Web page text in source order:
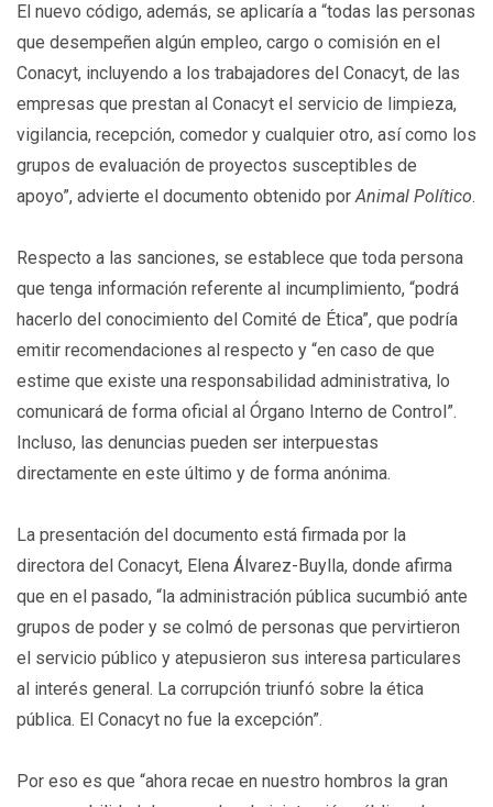
El nuevo código, además, se aplicaría a “todas las personas
que desempeñen algún empleo, cargo o comisión en el
Conacyt, incluyendo a los trabajadores del Conacyt, de las
empresas que prestan al Conacyt el servicio de limpieza,
vigilancia, recepción, comedor y cualquier otro, así como los
grupos de evaluación de proyectos susceptibles de
apoyo”, advierte el documento obtenido porAnimal Político.
Respecto a las sanciones, se establece que toda persona
que tenga información referente al incumplimiento, “podrá
hacerlo del conocimiento del Comité de Ética”, que podría
emitir recomendaciones al respecto y “en caso de que
estime que existe una responsabilidad administrativa, lo
comunicará de forma oficial al Órgano Interno de Control”.
Incluso, las denuncias pueden ser interpuestas
directamente en este último y de forma anónima.
La presentación del documento está firmada por la
directora del Conacyt, Elena Álvarez-Buylla, donde afirma
que en el pasado, “la administración pública sucumbió ante
grupos de poder y se colmó de personas que pervirtieron
el servicio público y atepusieron sus interesa particulares
al interés general. La corrupción triunfó sobre la ética
pública. El Conacyt no fue la excepción”.
Por eso es que “ahora recae en nuestro hombros la gran